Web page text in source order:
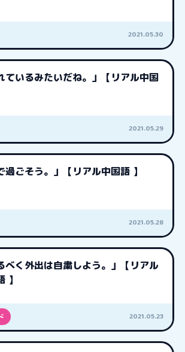
2021.05.30
ているみたいだね。」【リアル中国
2021.05.29
過ごそう。」【リアル中国語 】
2021.05.28
べく外出は自粛しよう。」【リアル
】
2021.05.23